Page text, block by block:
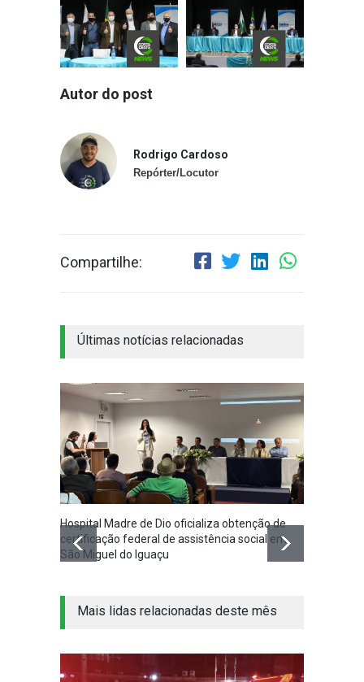
Autor do post
Rodrigo Cardoso
Repórter/Locutor
Compartilhe:
Últimas notícias relacionadas
Hospital Madre de Dio oficializa obtenção de
certificação federal de assistência social em
São Miguel do Iguaçu
Mais lidas relacionadas deste mês